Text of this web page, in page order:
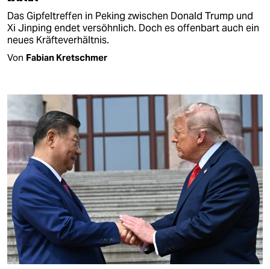
Das Gipfeltreffen in Peking zwischen Donald Trump und
Xi Jinping endet versöhnlich. Doch es offenbart auch ein
neues Kräfteverhältnis.
Von Fabian Kretschmer